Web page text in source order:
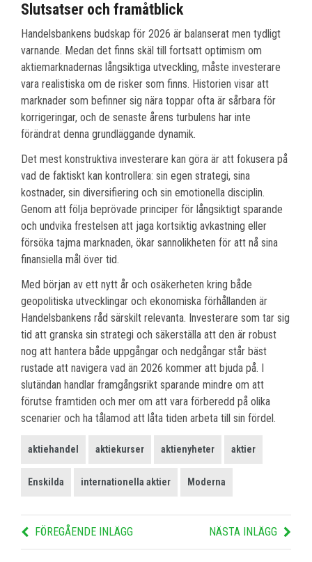
Slutsatser och framåtblick
Handelsbankens budskap för 2026 är balanserat men tydligt
varnande. Medan det finns skäl till fortsatt optimism om
aktiemarknadernas långsiktiga utveckling, måste investerare
vara realistiska om de risker som finns. Historien visar att
marknader som befinner sig nära toppar ofta är sårbara för
korrigeringar, och de senaste årens turbulens har inte
förändrat denna grundläggande dynamik.
Det mest konstruktiva investerare kan göra är att fokusera på
vad de faktiskt kan kontrollera: sin egen strategi, sina
kostnader, sin diversifiering och sin emotionella disciplin.
Genom att följa beprövade principer för långsiktigt sparande
och undvika frestelsen att jaga kortsiktig avkastning eller
försöka tajma marknaden, ökar sannolikheten för att nå sina
finansiella mål över tid.
Med början av ett nytt år och osäkerheten kring både
geopolitiska utvecklingar och ekonomiska förhållanden är
Handelsbankens råd särskilt relevanta. Investerare som tar sig
tid att granska sin strategi och säkerställa att den är robust
nog att hantera både uppgångar och nedgångar står bäst
rustade att navigera vad än 2026 kommer att bjuda på. I
slutändan handlar framgångsrikt sparande mindre om att
förutse framtiden och mer om att vara förberedd på olika
scenarier och ha tålamod att låta tiden arbeta till sin fördel.
aktiehandel aktiekurser aktienyheter aktier
Enskilda internationella aktier Moderna
FÖREGÅENDE INLÄGG NÄSTA INLÄGG